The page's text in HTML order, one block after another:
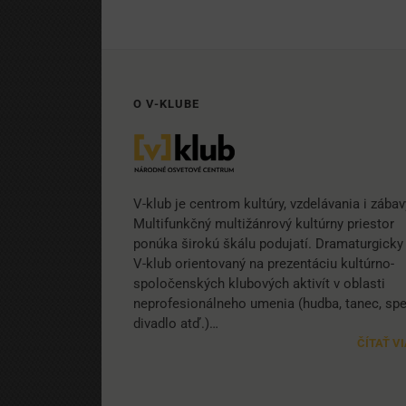
O V-KLUBE
V-klub je centrom kultúry, vzdelávania i
Multifunkčný multižánrový kultúrny priestor
ponúka širokú škálu podujatí. Dramaturgicky
V-klub orientovaný na prezentáciu kultúrno-
spoločenských klubových aktivít v oblasti
neprofesionálneho umenia (hudba, tanec,
divadlo atď.)…
ČÍTAŤ